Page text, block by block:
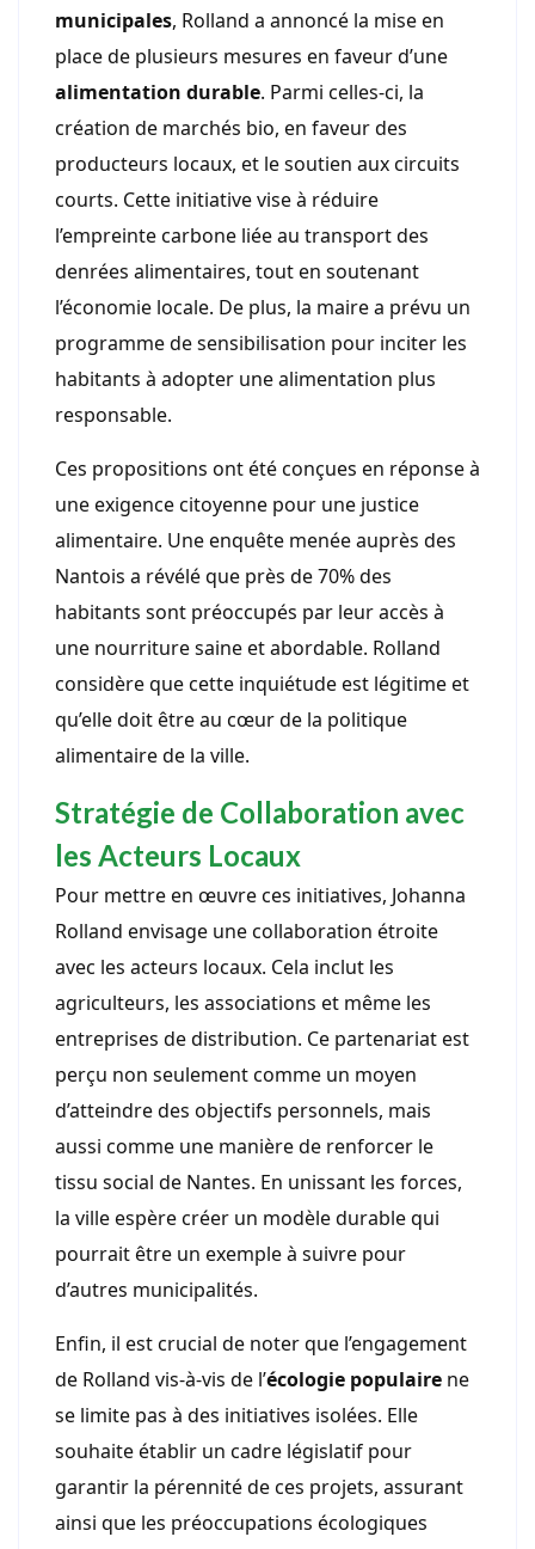
municipales, Rolland a annoncé la mise en
place de plusieurs mesures en faveur d’une
alimentation durable. Parmi celles-ci, la
création de marchés bio, en faveur des
producteurs locaux, et le soutien aux circuits
courts. Cette initiative vise à réduire
l’empreinte carbone liée au transport des
denrées alimentaires, tout en soutenant
l’économie locale. De plus, la maire a prévu un
programme de sensibilisation pour inciter les
habitants à adopter une alimentation plus
responsable.
Ces propositions ont été conçues en réponse à
une exigence citoyenne pour une justice
alimentaire. Une enquête menée auprès des
Nantois a révélé que près de 70% des
habitants sont préoccupés par leur accès à
une nourriture saine et abordable. Rolland
considère que cette inquiétude est légitime et
qu’elle doit être au cœur de la politique
alimentaire de la ville.
Stratégie de Collaboration avec
les Acteurs Locaux
Pour mettre en œuvre ces initiatives, Johanna
Rolland envisage une collaboration étroite
avec les acteurs locaux. Cela inclut les
agriculteurs, les associations et même les
entreprises de distribution. Ce partenariat est
perçu non seulement comme un moyen
d’atteindre des objectifs personnels, mais
aussi comme une manière de renforcer le
tissu social de Nantes. En unissant les forces,
la ville espère créer un modèle durable qui
pourrait être un exemple à suivre pour
d’autres municipalités.
Enfin, il est crucial de noter que l’engagement
de Rolland vis-à-vis de l’écologie populaire ne
se limite pas à des initiatives isolées. Elle
souhaite établir un cadre législatif pour
garantir la pérennité de ces projets, assurant
ainsi que les préoccupations écologiques